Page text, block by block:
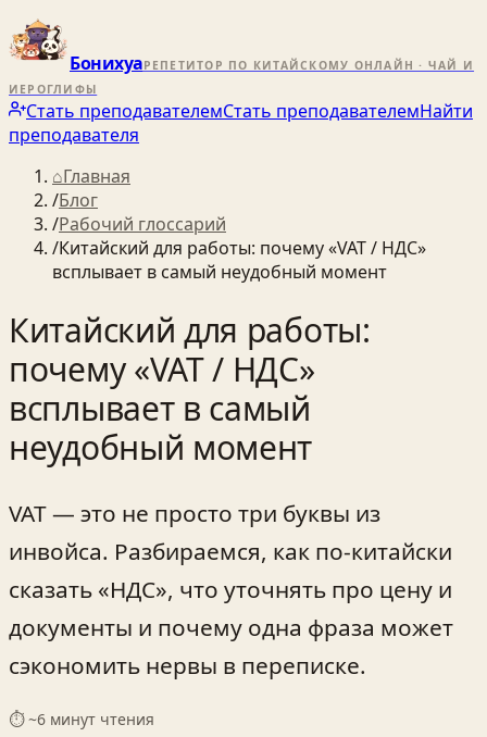
БонихуаРЕПЕТИТОР ПО КИТАЙСКОМУ ОНЛАЙН · ЧАЙ И
ИЕРОГЛИФЫ
Стать преподавателемСтать преподавателемНайти
преподавателя
⌂Главная
/Блог
/Рабочий глоссарий
/Китайский для работы: почему «VAT / НДС»
всплывает в самый неудобный момент
Китайский для работы:
почему «VAT / НДС»
всплывает в самый
неудобный момент
VAT — это не просто три буквы из
инвойса. Разбираемся, как по-китайски
сказать «НДС», что уточнять про цену и
документы и почему одна фраза может
сэкономить нервы в переписке.
⏱ ~6 минут чтения